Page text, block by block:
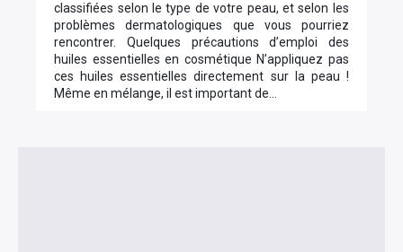
classifiées selon le type de votre peau, et selon les
problèmes dermatologiques que vous pourriez
rencontrer. Quelques précautions d’emploi des
huiles essentielles en cosmétique N’appliquez pas
ces huiles essentielles directement sur la peau !
Même en mélange, il est important de…